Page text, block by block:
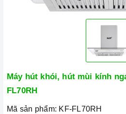
Máy hút khói, hút mùi kính
FL70RH
Mã sản phẩm: KF-FL70RH